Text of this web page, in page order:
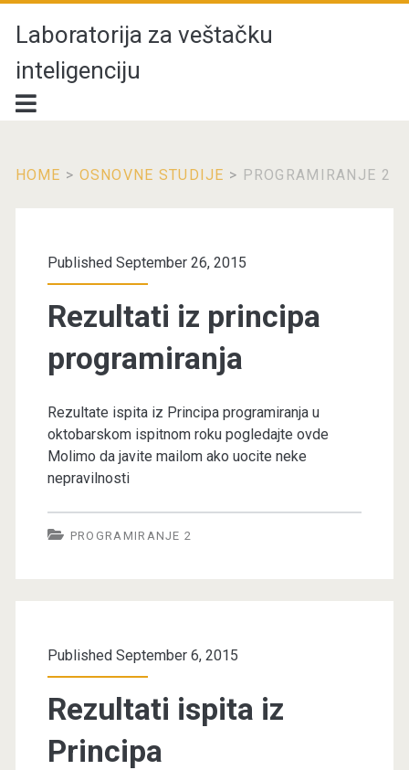
Laboratorija za veštačku
inteligenciju
HOME > OSNOVNE STUDIJE > PROGRAMIRANJE 2
<span>Programiranje
2</span>
Published September 26, 2015
Rezultati iz principa
programiranja
Rezultate ispita iz Principa programiranja u
oktobarskom ispitnom roku pogledajte ovde
Molimo da javite mailom ako uocite neke
nepravilnosti
PROGRAMIRANJE 2
Published September 6, 2015
Rezultati ispita iz
Principa